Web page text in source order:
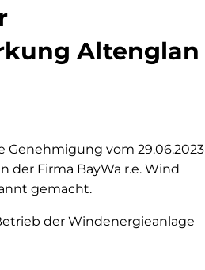
Altenglan
Genehmigung vom 29.06.2023
der Firma BayWa r.e. Wind
gemacht.
der Windenergieanlage